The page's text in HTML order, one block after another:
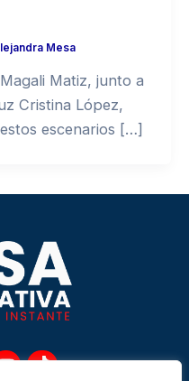
Mesa
Matiz, junto a
Cristina López,
escenarios […]
Y
T